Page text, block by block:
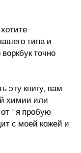
типа и
точно
эту книгу, вам
химии или
"я пробую
с моей кожей и